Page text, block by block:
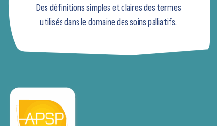
Des définitions simples et claires des termes
utilisés dans le domaine des soins palliatifs.